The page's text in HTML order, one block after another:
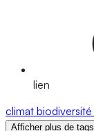
lien
climat biodiversité
Afficher plus de tags